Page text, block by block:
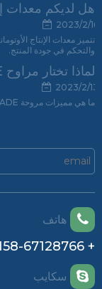
هل لديكم معدات
2023/2/16
تتميز معدات الإنتاج
والتحكم في جودة المنتج.
لماذا تختار مراوح YADE؟
2023/2/13
ما هي مميزات مروحة YADE؟ ما هي مميزات المنتج؟
هاتف
+ 86-158-67128766
سكايب